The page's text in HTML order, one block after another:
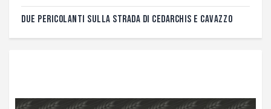
DUE PERICOLANTI SULLA STRADA DI CEDARCHIS E CAVAZZO